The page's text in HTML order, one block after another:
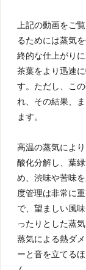
上記の動画をご
るためには蒸気
終的な仕上がり
茶葉をより迅速
す。ただし、こ
れ、その結果、
ます。
高温の蒸気によ
酸化分解し、葉
め、渋味や苦味
度管理は非常に
で、望ましい風
ったりとした蒸
蒸気による熱ダ
ーと音を立てる